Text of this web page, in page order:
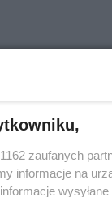
zaufanych
informacje na